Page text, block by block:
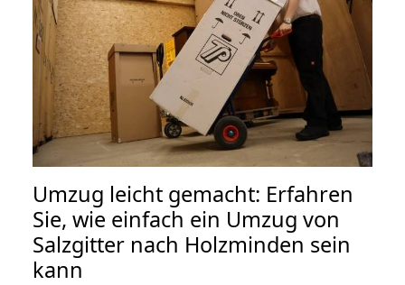
Umzug leicht gemacht: Erfahren
Sie, wie einfach ein Umzug von
Salzgitter nach Holzminden sein
kann